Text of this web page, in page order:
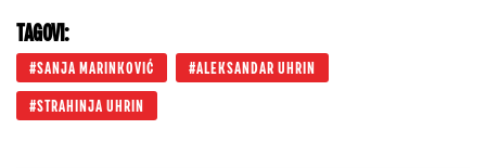
TAGOVI:
SANJA MARINKOVIĆ ALEKSANDAR UHRIN
STRAHINJA UHRIN